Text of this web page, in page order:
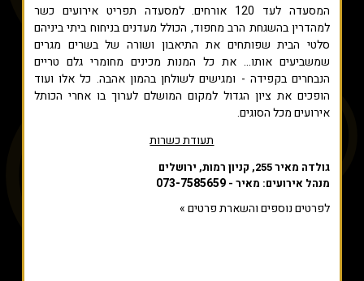
המסעדה לעד 120 אורחים. למסעדה תפריט אירועים כשר
למהדרין בהשגחת הרב מחפוד, הכולל מעדנים בניחוח ביתי ביניהם
סלטי הבית שפותחים את התיאבון ושורה של בשרים מגרים
שמשביעים אותו... את כל המנות מכינים מחומרי גלם טריים
הנבחרים בקפידה - ומגישים לשולחן בהמון אהבה. כל אלו ועוד
הופכים את ציון הגדול למקום המושלם לערוך בו אחרי הכותל
אירועים מכל הסוגים.
תעודת כשרות
גולדה מאיר 255, קניון רמות, ירושלים
מנהל אירועים: מאיר - 073-7585659
לפרטים נוספים והשארת פרטים »